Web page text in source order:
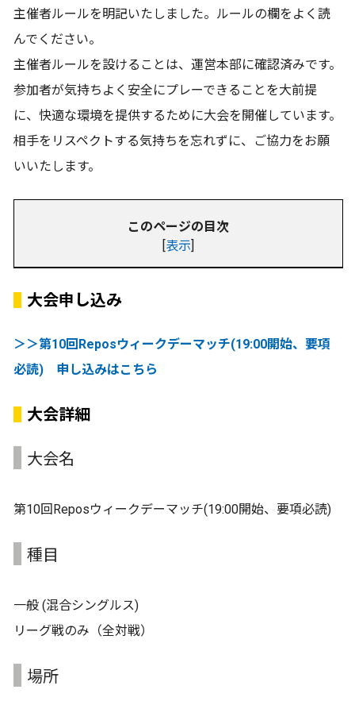
主催者ルールを明記いたしました。ルールの欄をよく読
んでください。
主催者ルールを設けることは、運営本部に確認済みです。
参加者が気持ちよく安全にプレーできることを大前提
に、快適な環境を提供するために大会を開催しています。
相手をリスペクトする気持ちを忘れずに、ご協力をお願
いいたします。
このページの目次
[表示]
大会申し込み
＞＞第10回Reposウィークデーマッチ(19:00開始、要項
必読) 申し込みはこちら
大会詳細
大会名
第10回Reposウィークデーマッチ(19:00開始、要項必読)
種目
一般 (混合シングルス)
リーグ戦のみ（全対戦）
場所